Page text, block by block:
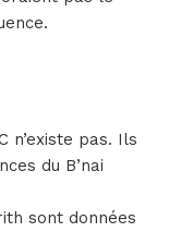
n’existe pas. Ils
du B’nai
sont données